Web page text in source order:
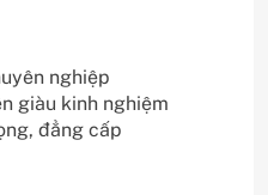
nghiệp
giàu kinh nghiệm
đẳng cấp